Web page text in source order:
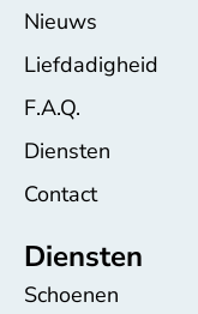
Nieuws
Liefdadigheid
F.A.Q.
Diensten
Contact
Diensten
Schoenen